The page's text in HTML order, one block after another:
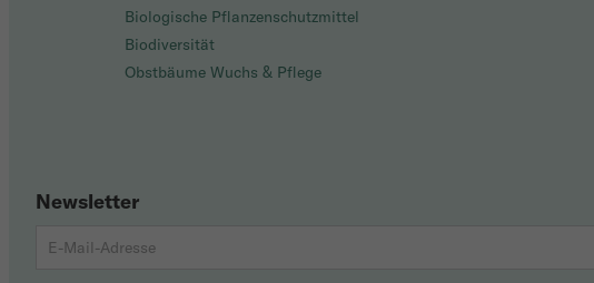
Biologische Pflanzenschutzmittel
Biodiversität
Obstbäume Wuchs & Pflege
Newsletter